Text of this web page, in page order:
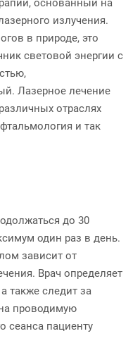
основанный на
излучения.
в природе, это
световой энергии с
Лазерное лечение
отраслях
и так
до 30
один раз в день.
зависит от
Врач определяет
также следит за
проводимую
сеанса пациенту